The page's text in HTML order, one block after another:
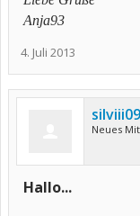
Anja93
4. Juli 2013
Neues
Hallo...